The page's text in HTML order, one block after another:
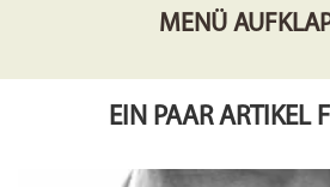
MENÜ
EIN PAAR ARTIKEL